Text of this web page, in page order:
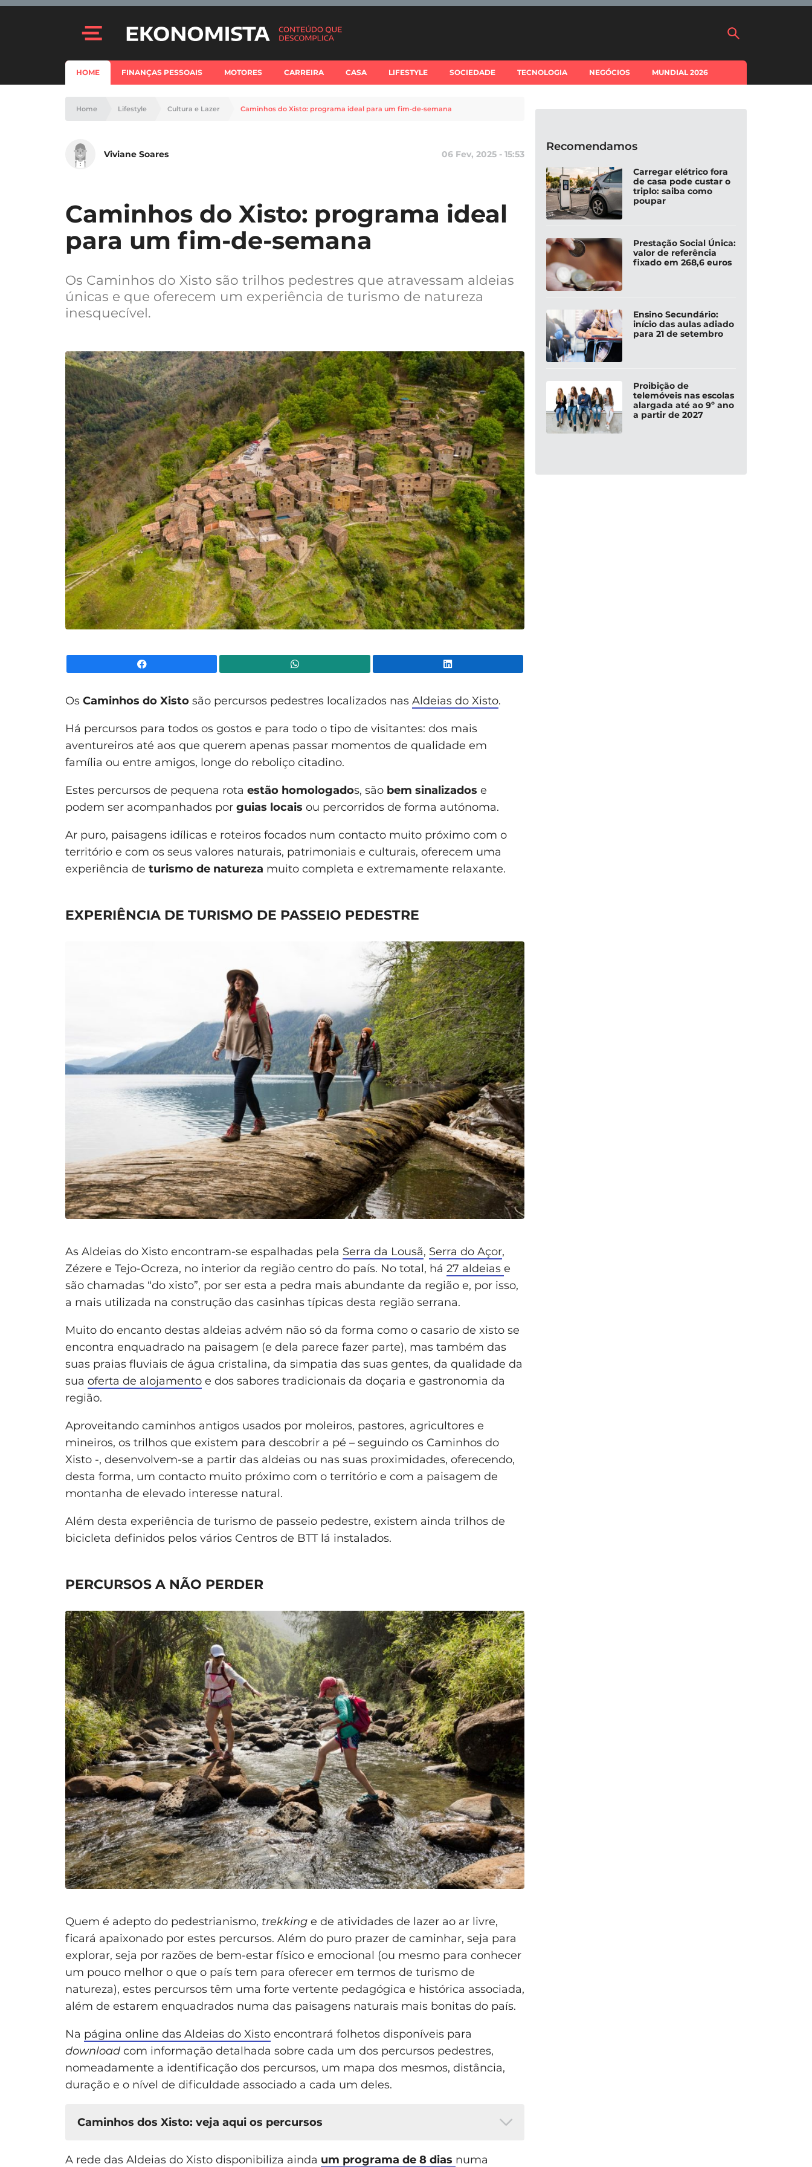
HOME FINANÇAS PESSOAIS MOTORES CARREIRA CASA LIFESTYLE SOCIEDADE TECNOLOGIA NEGÓCIOS MUNDIAL 2026
Home Lifestyle Cultura e Lazer Caminhos do Xisto: programa ideal para um fim-de-semana
Viviane Soares 06 Fev, 2025 - 15:53
Caminhos do Xisto: programa ideal
para um fim-de-semana
Os Caminhos do Xisto são trilhos pedestres que atravessam aldeias
únicas e que oferecem um experiência de turismo de natureza
inesquecível.
Os Caminhos do Xisto são percursos pedestres localizados nas Aldeias do Xisto.
Há percursos para todos os gostos e para todo o tipo de visitantes: dos mais
aventureiros até aos que querem apenas passar momentos de qualidade em
família ou entre amigos, longe do reboliço citadino.
Estes percursos de pequena rota estão homologados, são bem sinalizados e
podem ser acompanhados por guias locais ou percorridos de forma autónoma.
Ar puro, paisagens idílicas e roteiros focados num contacto muito próximo com o
território e com os seus valores naturais, patrimoniais e culturais, oferecem uma
experiência de turismo de natureza muito completa e extremamente relaxante.
EXPERIÊNCIA DE TURISMO DE PASSEIO PEDESTRE
As Aldeias do Xisto encontram-se espalhadas pela Serra da Lousã, Serra do Açor,
Zézere e Tejo-Ocreza, no interior da região centro do país. No total, há 27 aldeias e
são chamadas “do xisto”, por ser esta a pedra mais abundante da região e, por isso,
a mais utilizada na construção das casinhas típicas desta região serrana.
Muito do encanto destas aldeias advém não só da forma como o casario de xisto se
encontra enquadrado na paisagem (e dela parece fazer parte), mas também das
suas praias fluviais de água cristalina, da simpatia das suas gentes, da qualidade da
sua oferta de alojamento e dos sabores tradicionais da doçaria e gastronomia da
região.
Aproveitando caminhos antigos usados por moleiros, pastores, agricultores e
mineiros, os trilhos que existem para descobrir a pé – seguindo os Caminhos do
Xisto -, desenvolvem-se a partir das aldeias ou nas suas proximidades, oferecendo,
desta forma, um contacto muito próximo com o território e com a paisagem de
montanha de elevado interesse natural.
Além desta experiência de turismo de passeio pedestre, existem ainda trilhos de
bicicleta definidos pelos vários Centros de BTT lá instalados.
PERCURSOS A NÃO PERDER
Quem é adepto do pedestrianismo, trekking e de atividades de lazer ao ar livre,
ficará apaixonado por estes percursos. Além do puro prazer de caminhar, seja para
explorar, seja por razões de bem-estar físico e emocional (ou mesmo para conhecer
um pouco melhor o que o país tem para oferecer em termos de turismo de
natureza), estes percursos têm uma forte vertente pedagógica e histórica associada,
além de estarem enquadrados numa das paisagens naturais mais bonitas do país.
Na página online das Aldeias do Xisto encontrará folhetos disponíveis para
download com informação detalhada sobre cada um dos percursos pedestres,
nomeadamente a identificação dos percursos, um mapa dos mesmos, distância,
duração e o nível de dificuldade associado a cada um deles.
Caminhos dos Xisto: veja aqui os percursos
Caminho do Xisto da Barroca:na aldeia da Barroca/Fundão. Este
A rede das Aldeias do Xisto disponibiliza ainda um programa de 8 dias numa
Recomendamos
Carregar elétrico fora
de casa pode custar o
triplo: saiba como
poupar
Prestação Social Única:
valor de referência
fixado em 268,6 euros
Ensino Secundário:
início das aulas adiado
para 21 de setembro
Proibição de
telemóveis nas escolas
alargada até ao 9º ano
a partir de 2027